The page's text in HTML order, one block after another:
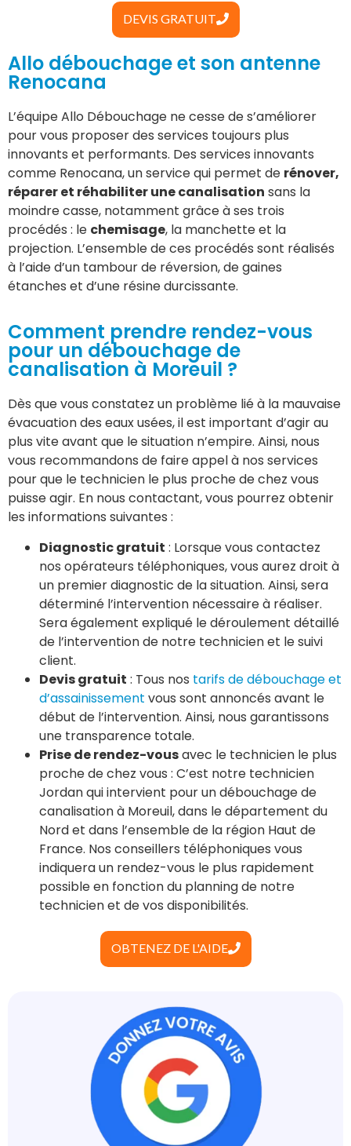
DEVIS GRATUIT
Allo débouchage et son antenne
Renocana
L’équipe Allo Débouchage ne cesse de s’améliorer
pour vous proposer des services toujours plus
innovants et performants. Des services innovants
comme Renocana, un service qui permet de rénover,
réparer et réhabiliter une canalisation sans la
moindre casse, notamment grâce à ses trois
procédés : le chemisage, la manchette et la
projection. L’ensemble de ces procédés sont réalisés
à l’aide d’un tambour de réversion, de gaines
étanches et d’une résine durcissante.
Comment prendre rendez-vous
pour un débouchage de
canalisation à Moreuil ?
Dès que vous constatez un problème lié à la mauvaise
évacuation des eaux usées, il est important d’agir au
plus vite avant que le situation n’empire. Ainsi, nous
vous recommandons de faire appel à nos services
pour que le technicien le plus proche de chez vous
puisse agir. En nous contactant, vous pourrez obtenir
les informations suivantes :
Diagnostic gratuit : Lorsque vous contactez
nos opérateurs téléphoniques, vous aurez droit à
un premier diagnostic de la situation. Ainsi, sera
déterminé l’intervention nécessaire à réaliser.
Sera également expliqué le déroulement détaillé
de l’intervention de notre technicien et le suivi
client.
Devis gratuit : Tous nos tarifs de débouchage et
d’assainissement vous sont annoncés avant le
début de l’intervention. Ainsi, nous garantissons
une transparence totale.
Prise de rendez-vousavec le technicien le plus
proche de chez vous : C’est notre technicien
Jordan qui intervient pour un débouchage de
canalisation à Moreuil, dans le département du
Nord et dans l’ensemble de la région Haut de
France. Nos conseillers téléphoniques vous
indiquera un rendez-vous le plus rapidement
possible en fonction du planning de notre
technicien et de vos disponibilités.
OBTENEZ DE L'AIDE